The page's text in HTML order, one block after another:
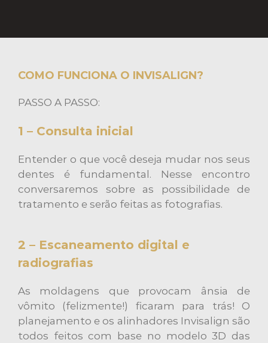
COMO FUNCIONA O INVISALIGN?
PASSO A PASSO:
1 – Consulta inicial
Entender o que você deseja mudar nos seus
dentes é fundamental. Nesse encontro
conversaremos sobre as possibilidade de
tratamento e serão feitas as fotografias.
2 – Escaneamento digital e
radiografias
As moldagens que provocam ânsia de
vômito (felizmente!) ficaram para trás! O
planejamento e os alinhadores Invisalign são
todos feitos com base no modelo 3D das